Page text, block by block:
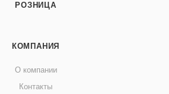
РОЗНИЦА
КОМПАНИЯ
О компании
Контакты